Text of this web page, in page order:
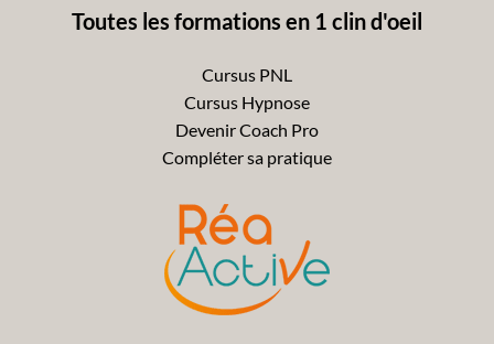
Toutes les formations en 1 clin d'oeil
Cursus PNL
Cursus Hypnose
Devenir Coach Pro
Compléter sa pratique